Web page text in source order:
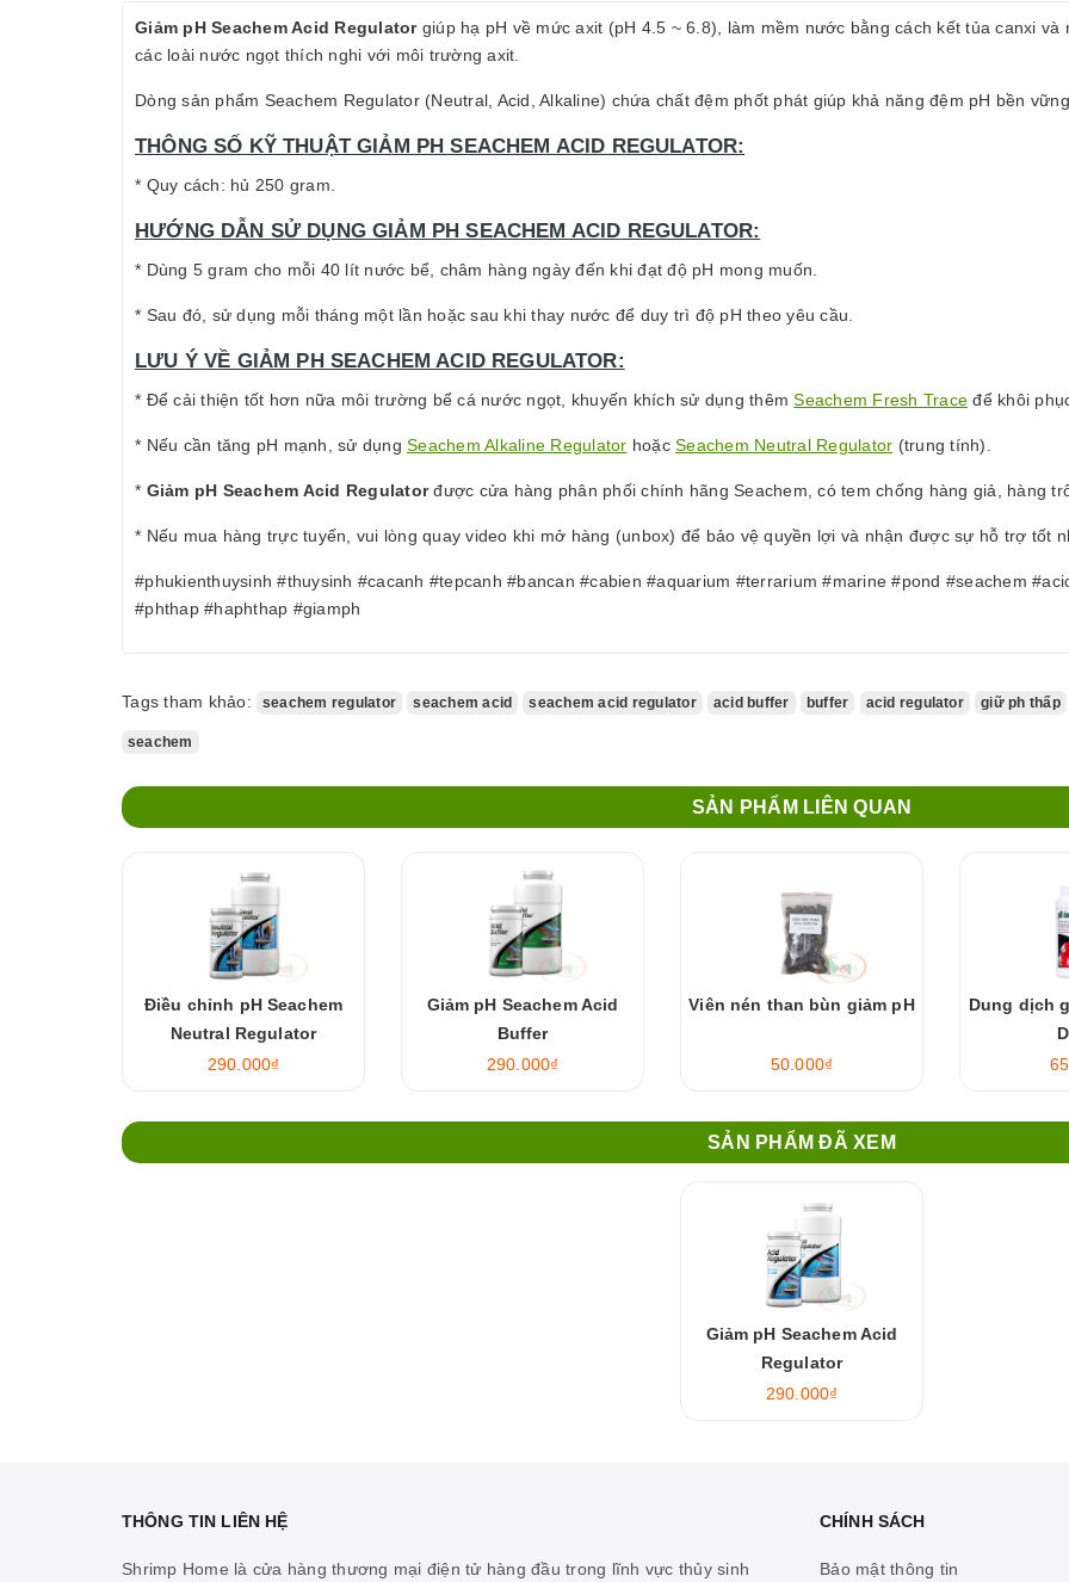
Giảm pH Seachem Acid Regulatorgiúp hạ pH về mức axit (pH 4.5 ~ 6.8), làm mềm nước bằng cách kết tủa canxi
các loài nước ngọt thích nghi với môi trường axit.
Dòng sản phẩm Seachem Regulator (Neutral, Acid, Alkaline) chứa chất đệm phốt phát giúp khả năng đệm pH bền
THÔNG SỐ KỸ THUẬT GIẢM PH SEACHEM ACID REGULATOR:
* Quy cách: hủ 250 gram.
HƯỚNG DẪN SỬ DỤNG GIẢM PH SEACHEM ACID REGULATOR:
* Dùng 5 gram cho mỗi 40 lít nước bể, châm hàng ngày đến khi đạt độ pH mong muốn.
* Sau đó, sử dụng mỗi tháng một lần hoặc sau khi thay nước để duy trì độ pH theo yêu cầu.
LƯU Ý VỀ GIẢM PH SEACHEM ACID REGULATOR:
* Để cải thiện tốt hơn nữa môi trường bể cá nước ngọt, khuyến khích sử dụng thêmSeachem Fresh Trace để khôi
* Nếu cần tăng pH mạnh, sử dụng Seachem Alkaline Regulator hoặc Seachem Neutral Regulator (trung tính).
* Giảm pH Seachem Acid Regulatorđược cửa hàng phân phối chính hãng Seachem, có tem chống hàng giả, hàng
* Nếu mua hàng trực tuyến, vui lòng quay video khi mở hàng (unbox) để bảo vệ quyền lợi và nhận được sự hỗ trợ tốt
#phukienthuysinh #thuysinh #cacanh #tepcanh #bancan #cabien #aquarium #terrarium #marine #pond #seachem
#phthap #haphthap #giamph
Tags tham khảo: seachem regulator seachem acid seachem acid regulator acid buffer buffer acid regulator giữ ph thấp
seachem
SẢN PHẨM LIÊN QUAN
Điều chỉnh pH Seachem
Neutral Regulator
290.000₫
Giảm pH Seachem Acid
Buffer
290.000₫
Viên nén than bùn giảm pH
50.000₫
Dung dịch
SẢN PHẨM ĐÃ XEM
Giảm pH Seachem Acid
Regulator
290.000₫
THÔNG TIN LIÊN HỆ
Shrimp Home là cửa hàng thương mại điện tử hàng đầu trong lĩnh vực thủy sinh
CHÍNH SÁCH
Bảo mật thông tin